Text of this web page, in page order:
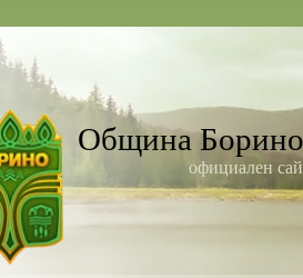
Община Борино
официален